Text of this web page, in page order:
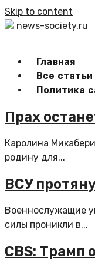
Skip to content
news-society.ru
Главная
Все статьи
Политика
Прах
Каролина
родину для...
ВСУ
Военнослужащие
силы проникли в...
CBS: Трамп